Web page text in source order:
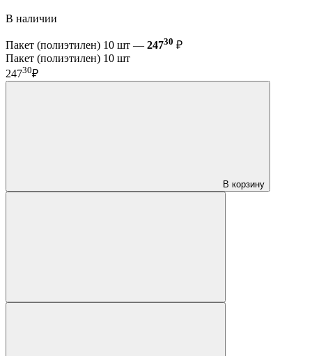
В наличии
Пакет (полиэтилен) 10 шт — 24730 ₽
Пакет (полиэтилен) 10 шт
24730₽
В корзину